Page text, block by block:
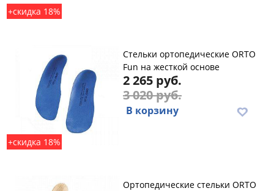
+скидка 18%
+скидка 18%
Стельки ортопедические ORTO
Fun на жесткой основе
2 265 руб.
3 020 руб.
В корзину
Ортопедические стельки ORTO